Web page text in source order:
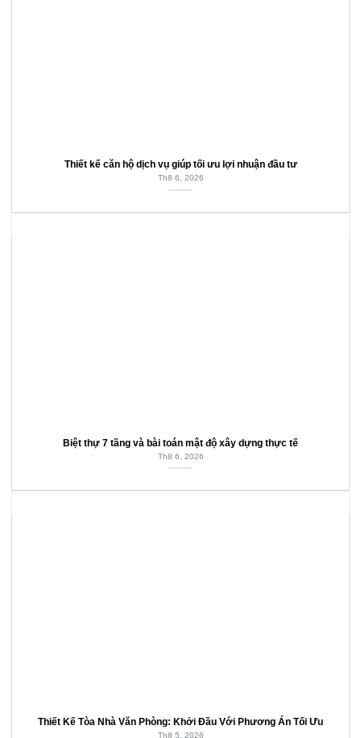
Thiết kế căn hộ dịch vụ giúp tối ưu lợi nhuận đầu tư
Th8 6, 2026
Biệt thự 7 tầng và bài toán mật độ xây dựng thực tế
Th8 6, 2026
Thiết Kế Tòa Nhà Văn Phòng: Khởi Đầu Với Phương Án Tối Ưu
Th8 5, 2026